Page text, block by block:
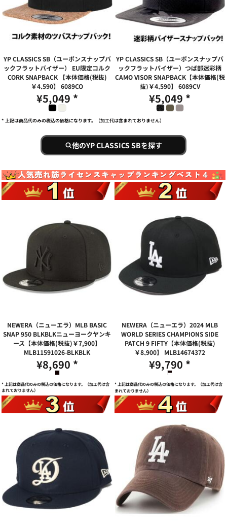
YP CLASSICS SB（ユーポンスナップバ
ックフラットバイザー） EU限定コルク
CORK SNAPBACK 【本体価格(税抜)
￥4,590】
6089CO
¥5,049 *
YP CLASSICS SB（ユーポンスナップバ
ックフラットバイザー）つば部迷彩柄
CAMO VISOR SNAPBACK【本体価格(税
抜)￥4,590】
6089CV
¥5,049 *
* 上記は商品代のみの税込の価格になります。（加工代は含まれておりません）
他のYP CLASSICS SBを探す
NEWERA（ニューエラ）MLB BASIC
SNAP 950 BLKBLKニューヨークヤンキ
ース【本体価格(税抜)￥7,900】
MLB11591026-BLKBLK
¥8,690 *
* 上記は商品代のみの税込の価格になります。（加工代は含
まれておりません）
NEWERA（ニューエラ）2024 MLB
WORLD SERIES CHAMPIONS SIDE
PATCH 9 FIFTY【本体価格(税抜)
￥8,900】
MLB14674372
¥9,790 *
* 上記は商品代のみの税込の価格になります。（加工代は含
まれておりません）